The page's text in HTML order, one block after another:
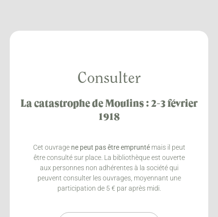
Consulter
La catastrophe de Moulins : 2-3 février
1918
Cet ouvrage ne peut pas être empruntémais il peut
être consulté sur place. La bibliothèque est ouverte
aux personnes non adhérentes à la société qui
peuvent consulter les ouvrages, moyennant une
participation de 5 € par après midi.